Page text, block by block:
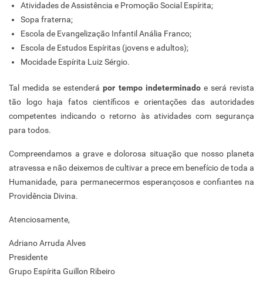
Atividades de Assistência e Promoção Social Espírita;
Sopa fraterna;
Escola de Evangelização Infantil Anália Franco;
Escola de Estudos Espíritas (jovens e adultos);
Mocidade Espírita Luiz Sérgio.
Tal medida se estenderápor tempo indeterminadoe será revista
tão logo haja fatos científicos e orientações das autoridades
competentes indicando o retorno às atividades com segurança
para todos.
Compreendamos a grave e dolorosa situação que nosso planeta
atravessa e não deixemos de cultivar a prece em benefício de toda a
Humanidade, para permanecermos esperançosos e confiantes na
Providência Divina.
Atenciosamente,
Adriano Arruda Alves
Presidente
Grupo Espírita Guillon Ribeiro